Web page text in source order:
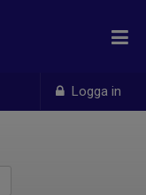
Logga in